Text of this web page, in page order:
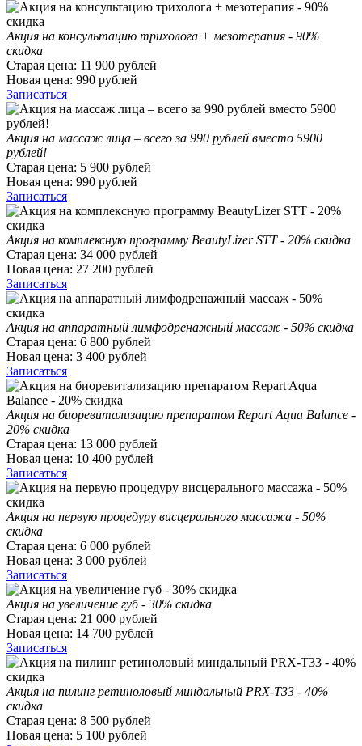
Акция на консультацию трихолога + мезотерапия - 90%
скидка
Старая цена: 11 900 рублей
Новая цена: 990 рублей
Записаться
Акция на массаж лица – всего за 990 рублей вместо 5900
рублей!
Старая цена: 5 900 рублей
Новая цена: 990 рублей
Записаться
Акция на комплексную программу BeautyLizer STT - 20% скидка
Старая цена: 34 000 рублей
Новая цена: 27 200 рублей
Записаться
Акция на аппаратный лимфодренажный массаж - 50% скидка
Старая цена: 6 800 рублей
Новая цена: 3 400 рублей
Записаться
Акция на биоревитализацию препаратом Repart Aqua Balance -
20% скидка
Старая цена: 13 000 рублей
Новая цена: 10 400 рублей
Записаться
Акция на первую процедуру висцерального массажа - 50%
скидка
Старая цена: 6 000 рублей
Новая цена: 3 000 рублей
Записаться
Акция на увеличение губ - 30% скидка
Старая цена: 21 000 рублей
Новая цена: 14 700 рублей
Записаться
Акция на пилинг ретиноловый миндальный PRX-T33 - 40%
скидка
Старая цена: 8 500 рублей
Новая цена: 5 100 рублей